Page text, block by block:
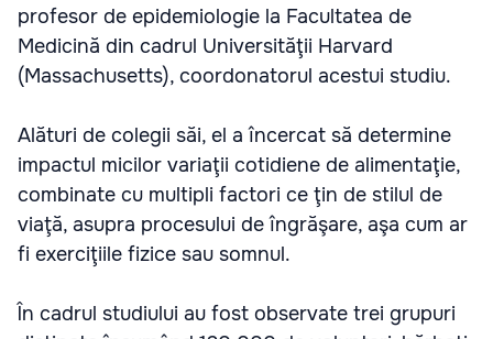
profesor de epidemiologie la Facultatea de
Medicină din cadrul Universităţii Harvard
(Massachusetts), coordonatorul acestui studiu.
Alături de colegii săi, el a încercat să determine
impactul micilor variaţii cotidiene de alimentaţie,
combinate cu multipli factori ce ţin de stilul de
viaţă, asupra procesului de îngrăşare, aşa cum ar
fi exerciţiile fizice sau somnul.
În cadrul studiului au fost observate trei grupuri